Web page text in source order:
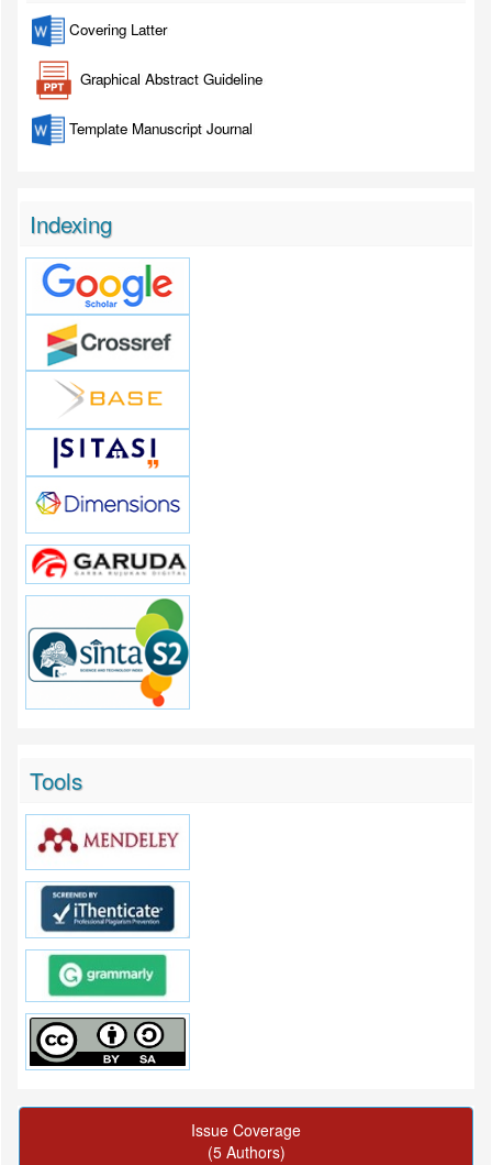
Covering Latter
Graphical Abstract Guideline
Template Manuscript Journal
Indexing
Tools
Issue Coverage
(5 Authors)